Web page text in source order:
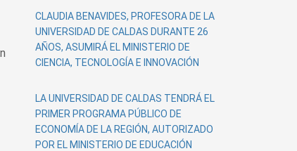
CLAUDIA BENAVIDES, PROFESORA DE LA
UNIVERSIDAD DE CALDAS DURANTE 26
AÑOS, ASUMIRÁ EL MINISTERIO DE
CIENCIA, TECNOLOGÍA E INNOVACIÓN
LA UNIVERSIDAD DE CALDAS TENDRÁ EL
PRIMER PROGRAMA PÚBLICO DE
ECONOMÍA DE LA REGIÓN, AUTORIZADO
POR EL MINISTERIO DE EDUCACIÓN